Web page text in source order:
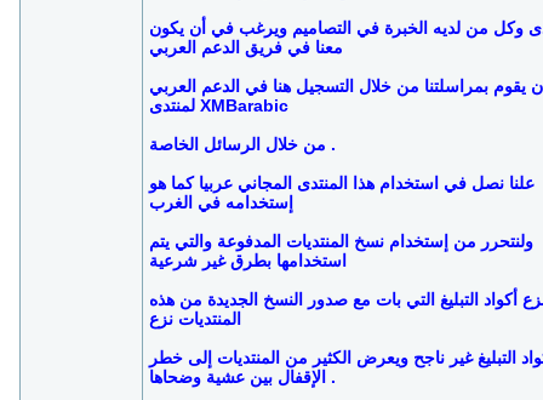
وكل من لديه الخبرة في التصاميم ويرغب في أن يكون
معنا في فريق الدعم العربي
يقوم بمراسلتنا من خلال التسجيل هنا في الدعم العربي
لمنتدى XMBarabic
من خلال الرسائل الخاصة .
علنا نصل في استخدام هذا المنتدى المجاني عربيا كما هو
إستخدامه في الغرب
ولنتحرر من إستخدام نسخ المنتديات المدفوعة والتي يتم
استخدامها بطرق غير شرعية
أكواد التبليغ التي بات مع صدور النسخ الجديدة من هذه
المنتديات نزع
التبليغ غير ناجح ويعرض الكثير من المنتديات إلى خطر
الإقفال بين عشية وضحاها .